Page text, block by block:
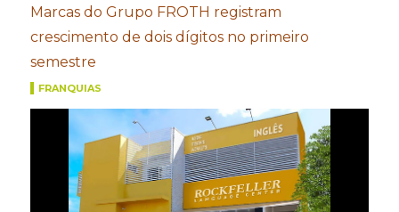
Marcas do Grupo FROTH registram
crescimento de dois dígitos no primeiro
semestre
FRANQUIAS